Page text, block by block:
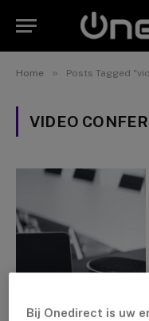
Home » Posts Tagged
VIDEO
Bij Onedirect is uw